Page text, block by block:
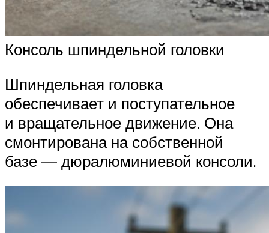
Консоль шпиндельной головки
Шпиндельная головка
обеспечивает и поступательное
и вращательное движение. Она
смонтирована на собственной
базе — дюралюминиевой консоли.